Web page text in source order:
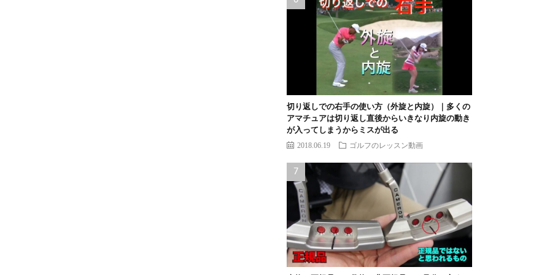
切り返しでの右手の使い方（外旋と内旋）｜多くの
アマチュアは切り返し直後からいきなり内旋の動き
が入ってしまうからミスが出る
2018.06.19 ゴルフのレッスン動画